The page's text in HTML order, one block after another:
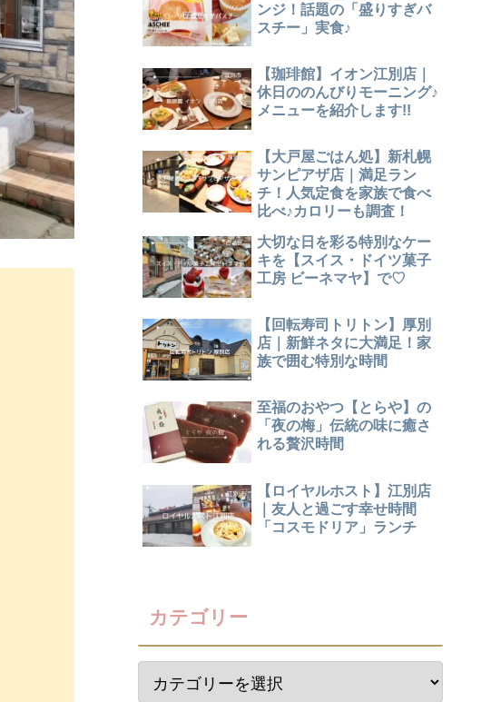
ンジ！話題の「盛りすぎバ
スチー」実食♪
【珈琲館】イオン江別店｜
休日ののんびりモーニング♪
メニューを紹介します!!
【大戸屋ごはん処】新札幌
サンピアザ店｜満足ラン
チ！人気定食を家族で食べ
比べ♪カロリーも調査！
大切な日を彩る特別なケー
キを【スイス・ドイツ菓子
工房 ビーネマヤ】で♡
【回転寿司トリトン】厚別
店｜新鮮ネタに大満足！家
族で囲む特別な時間
至福のおやつ【とらや】の
「夜の梅」伝統の味に癒さ
れる贅沢時間
【ロイヤルホスト】江別店
｜友人と過ごす幸せ時間
「コスモドリア」ランチ
カテゴリー